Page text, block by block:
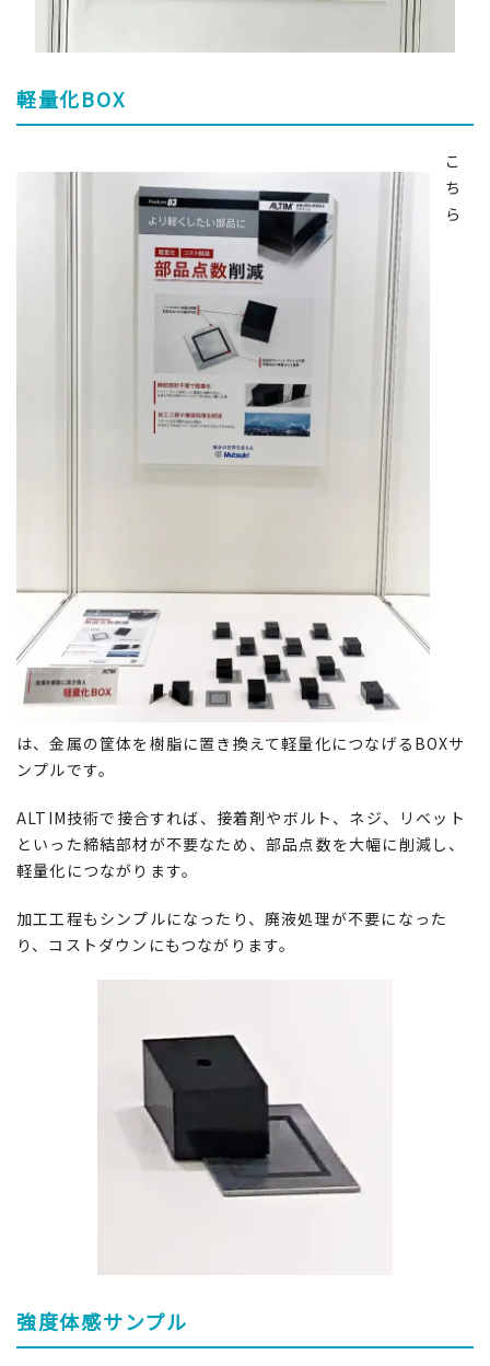
軽量化BOX
こ
ち
ら
は、金属の筐体を樹脂に置き換えて軽量化につなげるBOXサ
ンプルです。
ALTIM技術で接合すれば、接着剤やボルト、ネジ、リベット
といった締結部材が不要なため、部品点数を大幅に削減し、
軽量化につながります。
加工工程もシンプルになったり、廃液処理が不要になった
り、コストダウンにもつながります。
強度体感サンプル